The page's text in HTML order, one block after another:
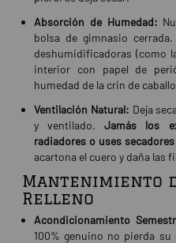
Absorción de Humedad:
bolsa de gimnasio
deshumidificadoras (como
interior con papel de
humedad de la crin de
Ventilación Natural: Deja
y ventilado.Jamás los
radiadores o uses
acartona el cuero y daña las
Mantenimiento
Relleno
Acondicionamiento
100% genuino no pierda